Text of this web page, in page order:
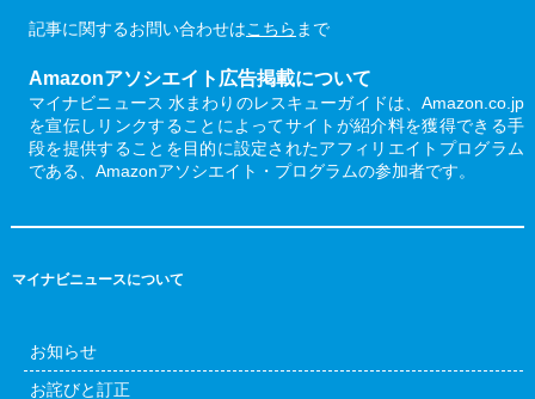
記事に関するお問い合わせはこちら まで
Amazonアソシエイト広告掲載について
マイナビニュース 水まわりのレスキューガイドは、Amazon.co.jp
を宣伝しリンクすることによってサイトが紹介料を獲得できる手
段を提供することを目的に設定されたアフィリエイトプログラム
である、Amazonアソシエイト・プログラムの参加者です。
マイナビニュースについて
お知らせ
お詫びと訂正